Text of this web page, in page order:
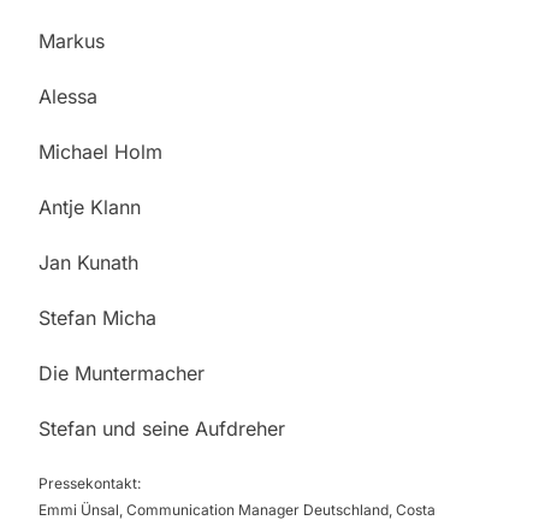
Markus
Alessa
Michael Holm
Antje Klann
Jan Kunath
Stefan Micha
Die Muntermacher
Stefan und seine Aufdreher
Pressekontakt:
Emmi Ünsal, Communication Manager Deutschland, Costa